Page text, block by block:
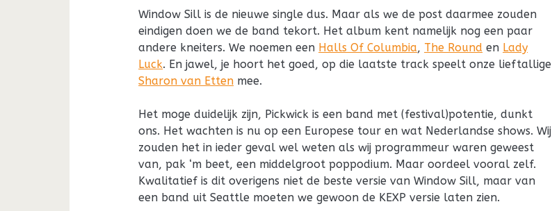
Window Sill is de nieuwe single dus. Maar als we de post daarmee zouden
eindigen doen we de band tekort. Het album kent namelijk nog een paar
andere kneiters. We noemen een Halls Of Columbia, The Round en Lady
Luck. En jawel, je hoort het goed, op die laatste track speelt onze lieftallige
Sharon van Etten mee.
Het moge duidelijk zijn, Pickwick is een band met (festival)potentie, dunkt
ons. Het wachten is nu op een Europese tour en wat Nederlandse shows. Wij
zouden het in ieder geval wel weten als wij programmeur waren geweest
van, pak ‘m beet, een middelgroot poppodium. Maar oordeel vooral zelf.
Kwalitatief is dit overigens niet de beste versie van Window Sill, maar van
een band uit Seattle moeten we gewoon de KEXP versie laten zien.